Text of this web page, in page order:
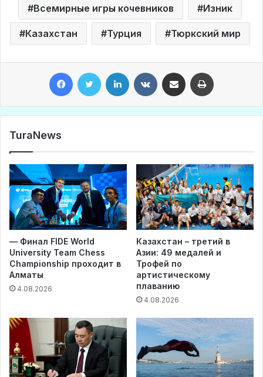
Всемирные игры кочевников Изник
Казахстан Турция Тюркский мир
TuraNews
— Финал FIDE World
University Team Chess
Championship проходит в
Алматы
4.08.2026
Казахстан – третий в
Азии: 49 медалей и
Трофей по
артистическому
плаванию
4.08.2026